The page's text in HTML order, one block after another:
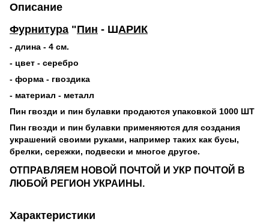
Описание
Фурнитура "Пин - ШАРИК
- длина - 4 см.
- цвет - серебро
- форма - гвоздика
- материал - металл
Пин гвозди и пин булавки продаются упаковкой 1000 ШТ
Пин гвозди и пин булавки применяются для создания
украшений своими руками, например таких как бусы,
брелки, сережки, подвески и многое другое.
ОТПРАВЛЯЕМ НОВОЙ ПОЧТОЙ И УКР ПОЧТОЙ В
ЛЮБОЙ РЕГИОН УКРАИНЫ.
Характеристики